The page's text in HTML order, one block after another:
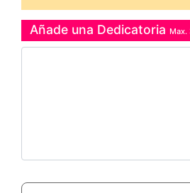
Añade una Dedicatoria Max.